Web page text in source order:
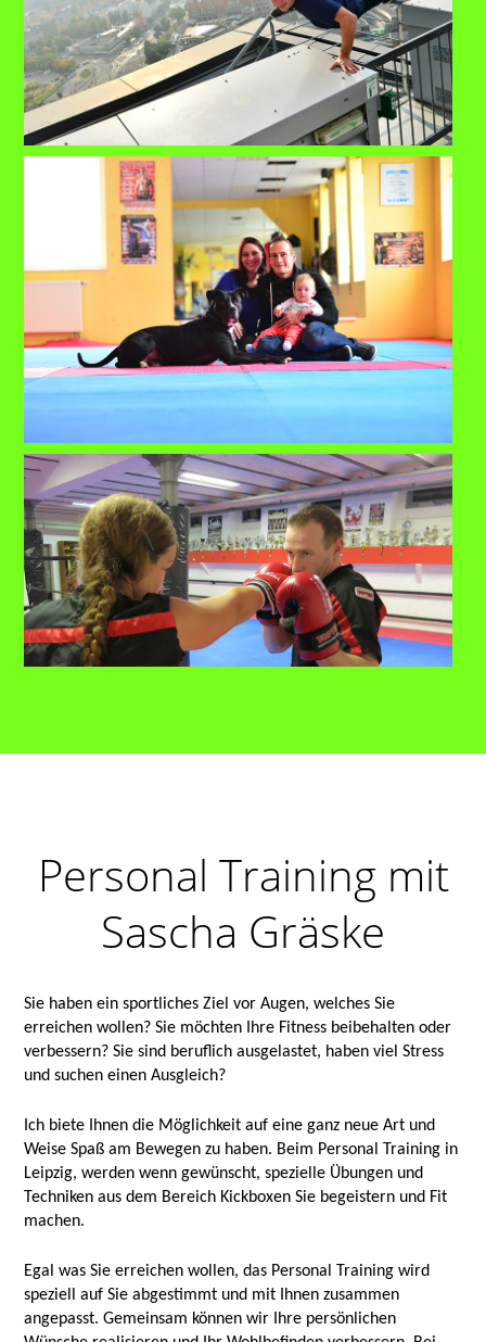
Personal Training mit
Sascha Gräske
Sie haben ein sportliches Ziel vor Augen, welches Sie
erreichen wollen? Sie möchten Ihre Fitness beibehalten oder
verbessern? Sie sind beruflich ausgelastet, haben viel Stress
und suchen einen Ausgleich?
Ich biete Ihnen die Möglichkeit auf eine ganz neue Art und
Weise Spaß am Bewegen zu haben. Beim Personal Training in
Leipzig, werden wenn gewünscht, spezielle Übungen und
Techniken aus dem Bereich Kickboxen Sie begeistern und Fit
machen.
Egal was Sie erreichen wollen, das Personal Training wird
speziell auf Sie abgestimmt und mit Ihnen zusammen
angepasst. Gemeinsam können wir Ihre persönlichen